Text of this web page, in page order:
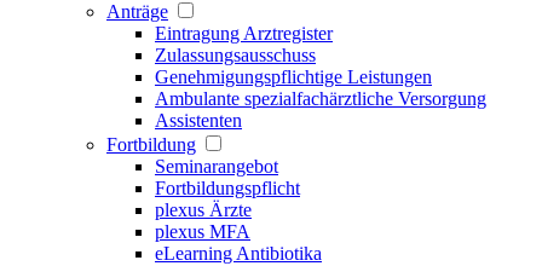
Anträge
Eintragung Arztregister
Zulassungsausschuss
Genehmigungspflichtige Leistungen
Ambulante spezialfachärztliche Versorgung
Assistenten
Fortbildung
Seminarangebot
Fortbildungspflicht
plexus Ärzte
plexus MFA
eLearning Antibiotika